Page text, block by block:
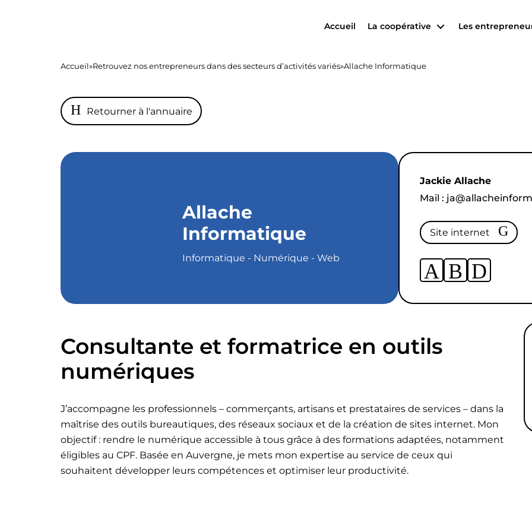
Accueil La coopérative Les
Accueil»Retrouvez nos entrepreneurs dans des secteurs d’activités variés»Allache Informatique
Retourner à l'annuaire
Allache
Informatique
Informatique - Numérique - Web
Jackie Allache
Mail : ja@allacheinfo
Site internet
allache-
hl=fr
Consultante et formatrice en outils
numériques
J’accompagne les professionnels – commerçants, artisans et prestataires de services – dans la
maîtrise des outils bureautiques, des réseaux sociaux et de la création de sites internet. Mon
objectif : rendre le numérique accessible à tous grâce à des formations adaptées, notamment
éligibles au CPF. Basée en Auvergne, je mets mon expertise au service de ceux qui
souhaitent développer leurs compétences et optimiser leur productivité.